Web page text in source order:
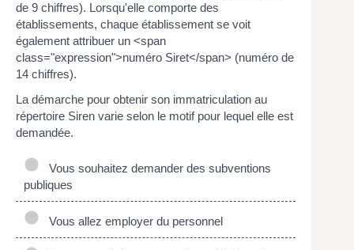
de 9 chiffres). Lorsqu'elle comporte des
établissements, chaque établissement se voit
également attribuer un <span
class="expression">numéro Siret</span> (numéro de
14 chiffres).
La démarche pour obtenir son immatriculation au
répertoire Siren varie selon le motif pour lequel elle est
demandée.
Vous souhaitez demander des subventions
publiques
Vous allez employer du personnel